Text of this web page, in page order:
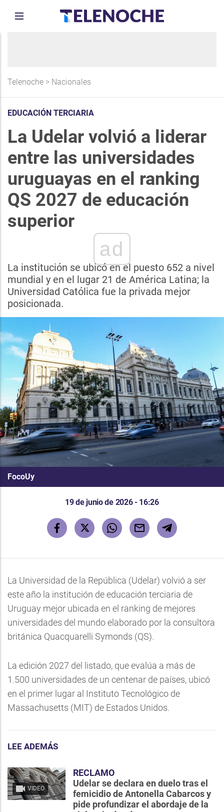
Telenoche > Nacionales
EDUCACIÓN TERCIARIA
La Udelar volvió a liderar
entre las universidades
uruguayas en el ranking
QS 2027 de educación
superior
ad
La institución se ubicó en el puesto 652 a nivel
mundial y en el lugar 21 de América Latina; la
Universidad Católica fue la privada mejor
posicionada.
FocoUy
19 de junio de 2026 - 16:26
La Universidad de la República (Udelar) volvió a ser
este año la institución de educación terciaria de
Uruguay mejor ubicada en el ranking de mejores
universidades del mundo elaborado por la consultora
británica Quacquarelli Symonds (QS).
La edición 2027 del listado, que evalúa a más de
1.500 universidades de un centenar de países, ubicó
en el primer lugar al Instituto Tecnológico de
Massachusetts (MIT) de Estados Unidos.
LEE ADEMÁS
VIDEO
RECLAMO
Udelar se declara en duelo tras el
femicidio de Antonella Cabarcos y
pide profundizar el abordaje de la